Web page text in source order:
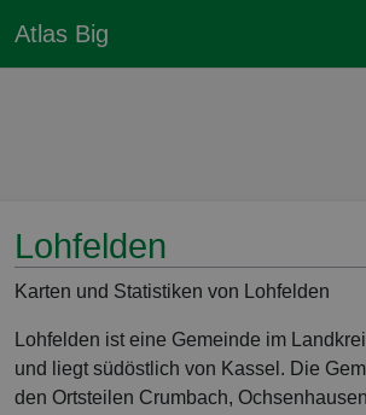
Atlas Big
Lohfelden
Karten und Statistiken von Lohfelden
Lohfelden ist eine Gemeinde im
und liegt südöstlich von Kassel. Die
den Ortsteilen Crumbach,